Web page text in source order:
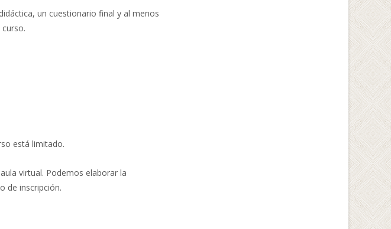
un cuestionario final y al menos
está limitado.
virtual. Podemos elaborar la
de inscripción.